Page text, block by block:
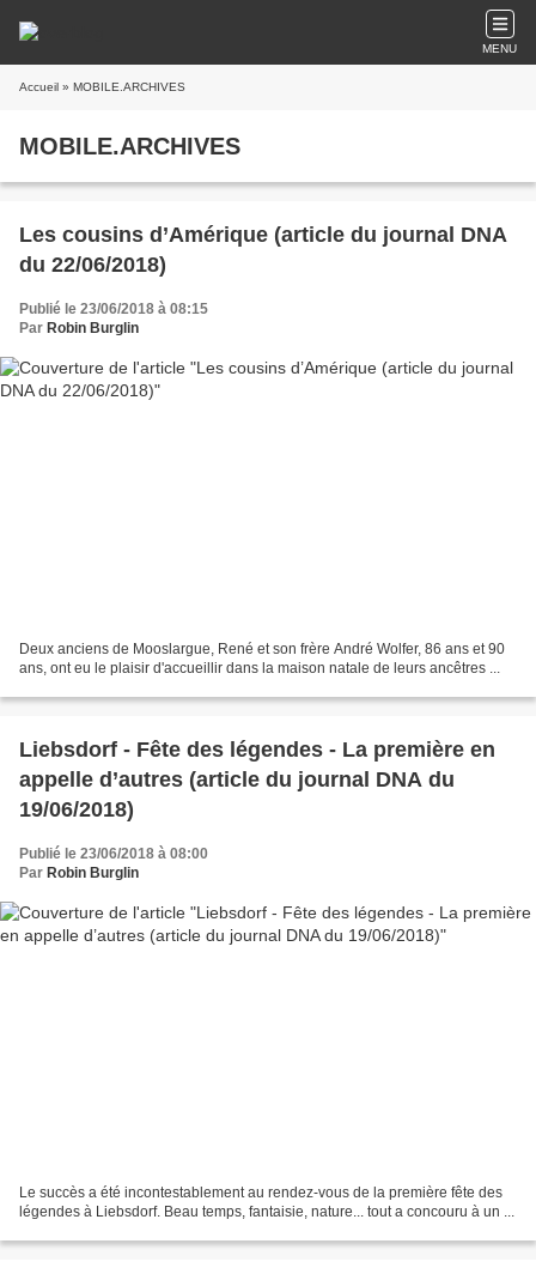
MENU
Accueil » MOBILE.ARCHIVES
MOBILE.ARCHIVES
Les cousins d’Amérique (article du journal DNA
du 22/06/2018)
Publié le 23/06/2018 à 08:15
Par Robin Burglin
Deux anciens de Mooslargue, René et son frère André Wolfer, 86 ans et 90
ans, ont eu le plaisir d'accueillir dans la maison natale de leurs ancêtres ...
Liebsdorf - Fête des légendes - La première en
appelle d’autres (article du journal DNA du
19/06/2018)
Publié le 23/06/2018 à 08:00
Par Robin Burglin
Le succès a été incontestablement au rendez-vous de la première fête des
légendes à Liebsdorf. Beau temps, fantaisie, nature... tout a concouru à un ...